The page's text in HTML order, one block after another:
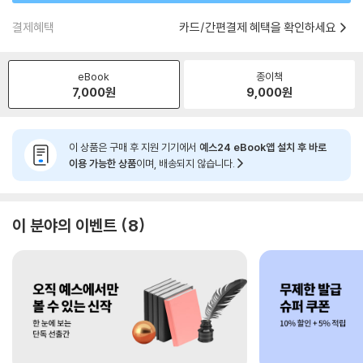
결제혜택 카드/간편결제 혜택을 확인하세요
eBook
7,000원
종이책
9,000원
이 상품은 구매 후 지원 기기에서 예스24 eBook앱 설치 후 바로
이용 가능한 상품이며, 배송되지 않습니다.
이 분야의 이벤트 8